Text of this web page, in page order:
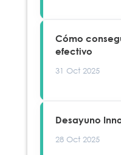
Cómo
efectivo
31 Oct 2025
Desayuno
28 Oct 2025